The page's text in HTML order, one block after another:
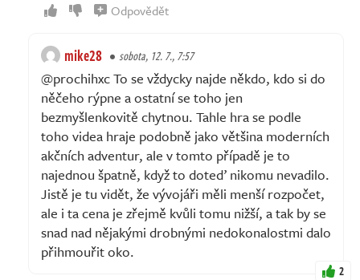
Odpovědět
mike28 sobota, 12. 7., 7:57
@prochihxc To se vždycky najde někdo, kdo si do
něčeho rýpne a ostatní se toho jen
bezmyšlenkovitě chytnou. Tahle hra se podle
toho videa hraje podobně jako většina moderních
akčních adventur, ale v tomto případě je to
najednou špatně, když to doteď nikomu nevadilo.
Jistě je tu vidět, že vývojáři měli menší rozpočet,
ale i ta cena je zřejmě kvůli tomu nižší, a tak by se
snad nad nějakými drobnými nedokonalostmi dalo
přihmouřit oko.
2